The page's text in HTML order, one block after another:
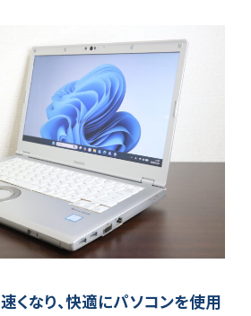
くなり、快適にパソコンを使用